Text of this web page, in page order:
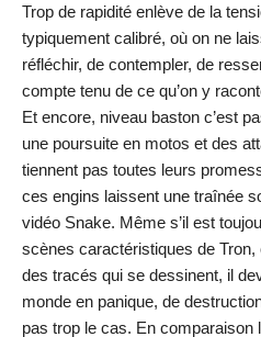
Trop de rapidité enlève de la
typiquement calibré, où on ne
réfléchir, de contempler, de
compte tenu de ce qu’on y
Et encore, niveau baston c’est
une poursuite en motos et des
tiennent pas toutes leurs
ces engins laissent une traînée
vidéo Snake. Même s’il est
scènes caractéristiques de
des tracés qui se dessinent, il
monde en panique, de
pas trop le cas. En comparaison